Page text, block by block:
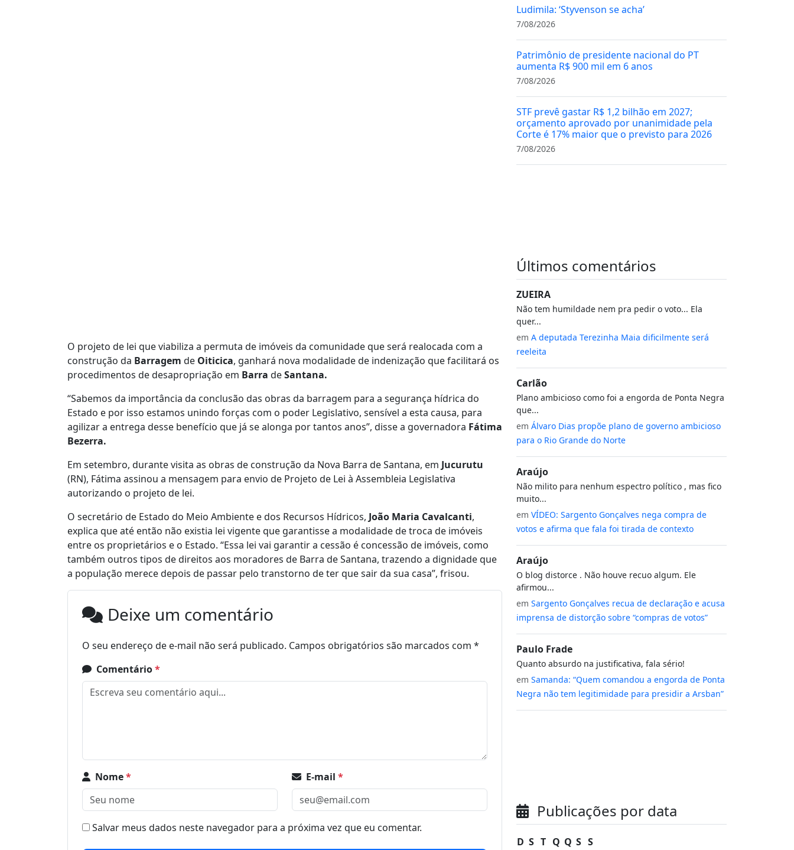
O projeto de lei que viabiliza a permuta de imóveis da comunidade que será realocada com a
construção da Barragem de Oiticica, ganhará nova modalidade de indenização que facilitará os
procedimentos de desapropriação em Barra deSantana.
“Sabemos da importância da conclusão das obras da barragem para a segurança hídrica do
Estado e por isso estamos unindo forças com o poder Legislativo, sensível a esta causa, para
agilizar a entrega desse benefício que já se alonga por tantos anos”, disse a governadora Fátima
Bezerra.
Em setembro, durante visita as obras de construção da Nova Barra de Santana, em Jucurutu
(RN), Fátima assinou a mensagem para envio de Projeto de Lei à Assembleia Legislativa
autorizando o projeto de lei.
O secretário de Estado do Meio Ambiente e dos Recursos Hídricos, João Maria Cavalcanti,
explica que até então não existia lei vigente que garantisse a modalidade de troca de imóveis
entre os proprietários e o Estado. “Essa lei vai garantir a cessão é concessão de imóveis, como
também outros tipos de direitos aos moradores de Barra de Santana, trazendo a dignidade que
a população merece depois de passar pelo transtorno de ter que sair da sua casa”, frisou.
Deixe um comentário
O seu endereço de e-mail não será publicado. Campos obrigatórios são marcados com *
Comentário*
Nome* E-mail *
Salvar meus dados neste navegador para a próxima vez que eu comentar.
Ludimila: ‘Styvenson se acha’
7/08/2026
Patrimônio de presidente nacional do PT
aumenta R$ 900 mil em 6 anos
7/08/2026
STF prevê gastar R$ 1,2 bilhão em 2027;
orçamento aprovado por unanimidade pela
Corte é 17% maior que o previsto para 2026
7/08/2026
Últimos comentários
ZUEIRA
Não tem humildade nem pra pedir o voto... Ela
quer...
em A deputada Terezinha Maia dificilmente será
reeleita
Carlão
Plano ambicioso como foi a engorda de Ponta Negra
que...
em Álvaro Dias propõe plano de governo ambicioso
para o Rio Grande do Norte
Araújo
Não milito para nenhum espectro político , mas fico
muito...
em VÍDEO: Sargento Gonçalves nega compra de
votos e afirma que fala foi tirada de contexto
Araújo
O blog distorce . Não houve recuo algum. Ele
afirmou...
em Sargento Gonçalves recua de declaração e acusa
imprensa de distorção sobre “compras de votos”
Paulo Frade
Quanto absurdo na justificativa, fala sério!
em Samanda: “Quem comandou a engorda de Ponta
Negra não tem legitimidade para presidir a Arsban”
Publicações por data
D S T Q Q S S